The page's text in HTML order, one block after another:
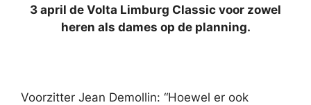
3 april de Volta Limburg Classic voor zowel
heren als dames op de planning.
Voorzitter Jean Demollin: “Hoewel er ook